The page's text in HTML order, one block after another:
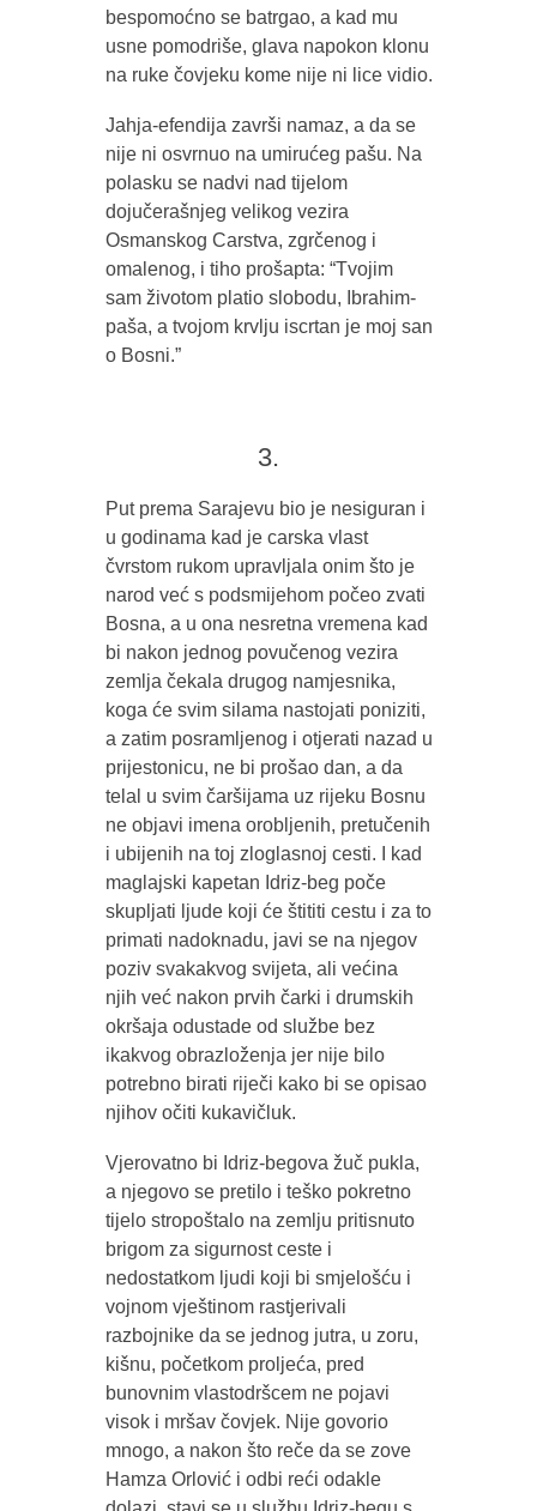
bespomoćno se batrgao, a kad mu
usne pomodriše, glava napokon klonu
na ruke čovjeku kome nije ni lice vidio.
Jahja-efendija završi namaz, a da se
nije ni osvrnuo na umirućeg pašu. Na
polasku se nadvi nad tijelom
dojučerašnjeg velikog vezira
Osmanskog Carstva, zgrčenog i
omalenog, i tiho prošapta: “Tvojim
sam životom platio slobodu, Ibrahim-
paša, a tvojom krvlju iscrtan je moj san
o Bosni.”
3.
Put prema Sarajevu bio je nesiguran i
u godinama kad je carska vlast
čvrstom rukom upravljala onim što je
narod već s podsmijehom počeo zvati
Bosna, a u ona nesretna vremena kad
bi nakon jednog povučenog vezira
zemlja čekala drugog namjesnika,
koga će svim silama nastojati poniziti,
a zatim posramljenog i otjerati nazad u
prijestonicu, ne bi prošao dan, a da
telal u svim čaršijama uz rijeku Bosnu
ne objavi imena orobljenih, pretučenih
i ubijenih na toj zloglasnoj cesti. I kad
maglajski kapetan Idriz-beg poče
skupljati ljude koji će štititi cestu i za to
primati nadoknadu, javi se na njegov
poziv svakakvog svijeta, ali većina
njih već nakon prvih čarki i drumskih
okršaja odustade od službe bez
ikakvog obrazloženja jer nije bilo
potrebno birati riječi kako bi se opisao
njihov očiti kukavičluk.
Vjerovatno bi Idriz-begova žuč pukla,
a njegovo se pretilo i teško pokretno
tijelo stropoštalo na zemlju pritisnuto
brigom za sigurnost ceste i
nedostatkom ljudi koji bi smjelošću i
vojnom vještinom rastjerivali
razbojnike da se jednog jutra, u zoru,
kišnu, početkom proljeća, pred
bunovnim vlastodršcem ne pojavi
visok i mršav čovjek. Nije govorio
mnogo, a nakon što reče da se zove
Hamza Orlović i odbi reći odakle